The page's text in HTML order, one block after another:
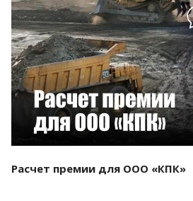
Смотреть проект
Расчет премии для ООО «КПК»